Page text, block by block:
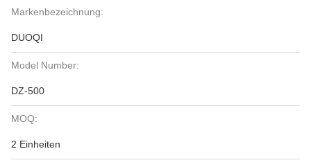
Markenbezeichnung:
DUOQI
Model Number:
DZ-500
MOQ:
2 Einheiten